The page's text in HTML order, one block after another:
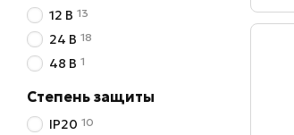
12 В 13
24 В 18
48 В 1
Степень защиты
IP20 10